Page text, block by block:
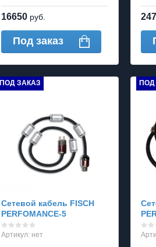
16650 руб.
Под заказ
ПОД ЗАКАЗ
Сетевой кабель FISCH
PERFOMANCE-5
Артикул: нет
ПОД